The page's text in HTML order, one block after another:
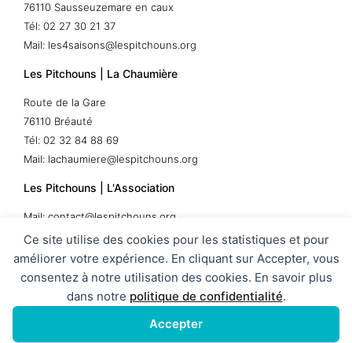
Ce site utilise des cookies pour les statistiques et pour
améliorer votre expérience. En cliquant sur Accepter, vous
consentez à notre utilisation des cookies. En savoir plus
dans notre politique de confidentialité.
Accepter
76110 Sausseuzemare en caux
Tél: 02 27 30 21 37
Mail: les4saisons@lespitchouns.org
Les Pitchouns | La Chaumière
Route de la Gare
76110 Bréauté
Tél: 02 32 84 88 69
Mail: lachaumiere@lespitchouns.org
Les Pitchouns | L'Association
Mail: contact@lespitchouns.org
Tous Droits Réservés 2026
Mentions Légales
Les Pitchouns, Crèches / Multiaccueil sur Sausseuzemare-en-
Caux et Bréauté.